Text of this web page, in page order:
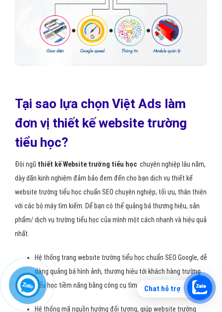
Tại sao lựa chọn Việt Ads làm
đơn vị thiết kế website trường
tiểu học?
Đội ngũ thiết kế Website trường tiểu học chuyên nghiệp lâu năm,
dày dăn kinh nghiệm đảm bảo đem đến cho bạn dịch vụ thiết kế
website trường tiểu học chuẩn SEO chuyên nghiệp, tối ưu, thân thiện
với các bộ máy tìm kiếm. Dể bạn có thể quảng bá thương hiệu, sản
phẩm/ dịch vụ trường tiểu học của mình một cách nhanh và hiệu quả
nhất.
Hệ thống trang website trường tiểu học chuẩn SEO Google, dễ
dàng quảng bá hình ảnh, thương hiệu tới khách hàng trường
tiểu học tiềm năng bằng công cụ tìm kiếm nhanh.
Hệ thống mã nguồn hướng đối tượng, giúp website trường
Chat hỗ trợ